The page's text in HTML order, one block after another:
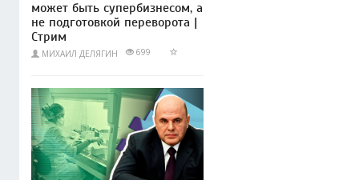
может быть супербизнесом, а
не подготовкой переворота |
Стрим
МИХАИЛ ДЕЛЯГИН 699